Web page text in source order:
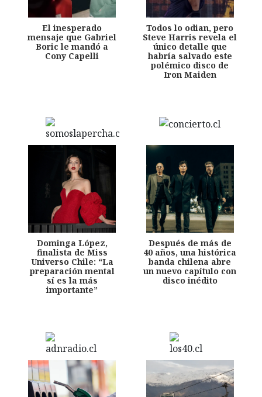
El inesperado
mensaje que Gabriel
Boric le mandó a
Cony Capelli
Todos lo odian, pero
Steve Harris revela el
único detalle que
habría salvado este
polémico disco de
Iron Maiden
Dominga López,
finalista de Miss
Universo Chile: “La
preparación mental
sí es la más
importante”
Después de más de
40 años, una histórica
banda chilena abre
un nuevo capítulo con
disco inédito